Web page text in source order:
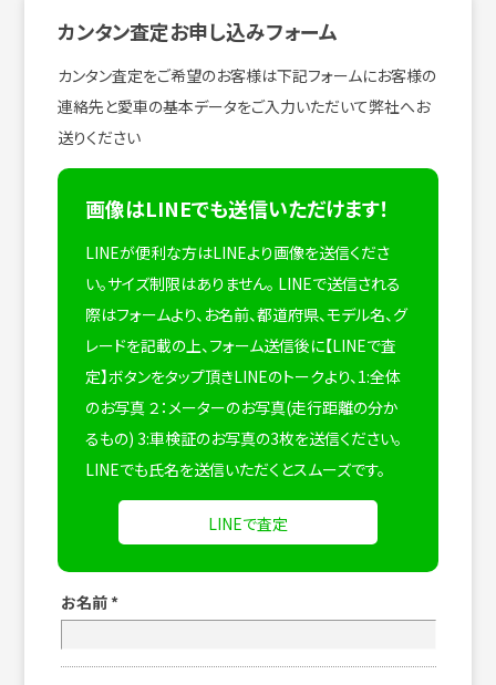
カンタン査定お申し込みフォーム
カンタン査定をご希望のお客様は下記フォームにお客様の
連絡先と愛車の基本データをご入力いただいて弊社へお
送りください
画像はLINEでも送信いただけます！
LINEが便利な方はLINEより画像を送信くださ
い。サイズ制限はありません。 LINEで送信される
際はフォームより、お名前、都道府県、モデル名、グ
レードを記載の上、フォーム送信後に【LINEで査
定】ボタンをタップ頂きLINEのトークより、1:全体
のお写真 ２：メーターのお写真(走行距離の分か
るもの) 3:車検証のお写真の3枚を送信ください。
LINEでも氏名を送信いただくとスムーズです。
LINEで査定
お名前 *